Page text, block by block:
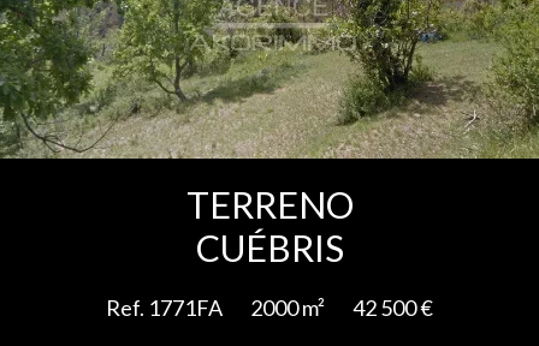
TERRENO
CUÉBRIS
Ref. 1771FA 2000 m² 42 500 €